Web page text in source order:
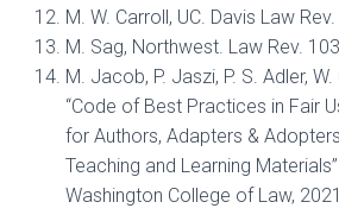
M. W. Carroll, UC. Davis Law
M. Sag, Northwest. Law Rev.
M. Jacob, P. Jaszi, P. S. Adler,
“Code of Best Practices in Fair
for Authors, Adapters &
Teaching and Learning
Washington College of Law,